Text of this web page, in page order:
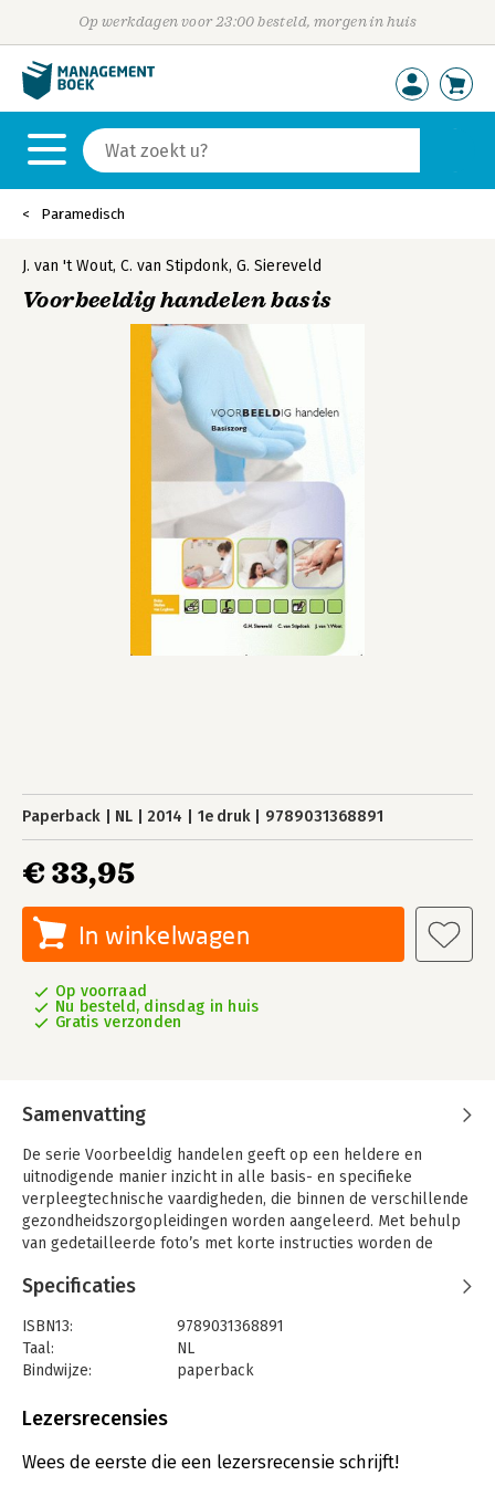
Op werkdagen voor 23:00 besteld, morgen in huis
Paramedisch
J. van 't Wout, C. van Stipdonk, G. Siereveld
Voorbeeldig handelen basis
Paperback NL 2014 1e druk 9789031368891
€ 33,95
In winkelwagen
Op voorraad
Nu besteld, dinsdag in huis
Gratis verzonden
Samenvatting
De serie Voorbeeldig handelen geeft op een heldere en
uitnodigende manier inzicht in alle basis- en specifieke
verpleegtechnische vaardigheden, die binnen de verschillende
gezondheidszorgopleidingen worden aangeleerd. Met behulp
van gedetailleerde foto’s met korte instructies worden de
Voorbeeldig handelen is opgezet volgens de algemene
afronding.Het deel Basiszorg bevat 28 hoofdstukken, variërend
van handen wassen, bed opmaken tot patiënt helpen onder de
douche. Aan bod komen vaardigheden rondom: - het wassen en
het aan- en uittrekken van steunkousen- het ondersteunen bij
meten van lichaamsgewicht en lichaamslengte- het
Specificaties
ISBN13:
9789031368891
Taal:
NL
Bindwijze:
paperback
Uitgever:
Verschijningsdatum:
9-10-2014
Lezersrecensies
Wees de eerste die een lezersrecensie schrijft!